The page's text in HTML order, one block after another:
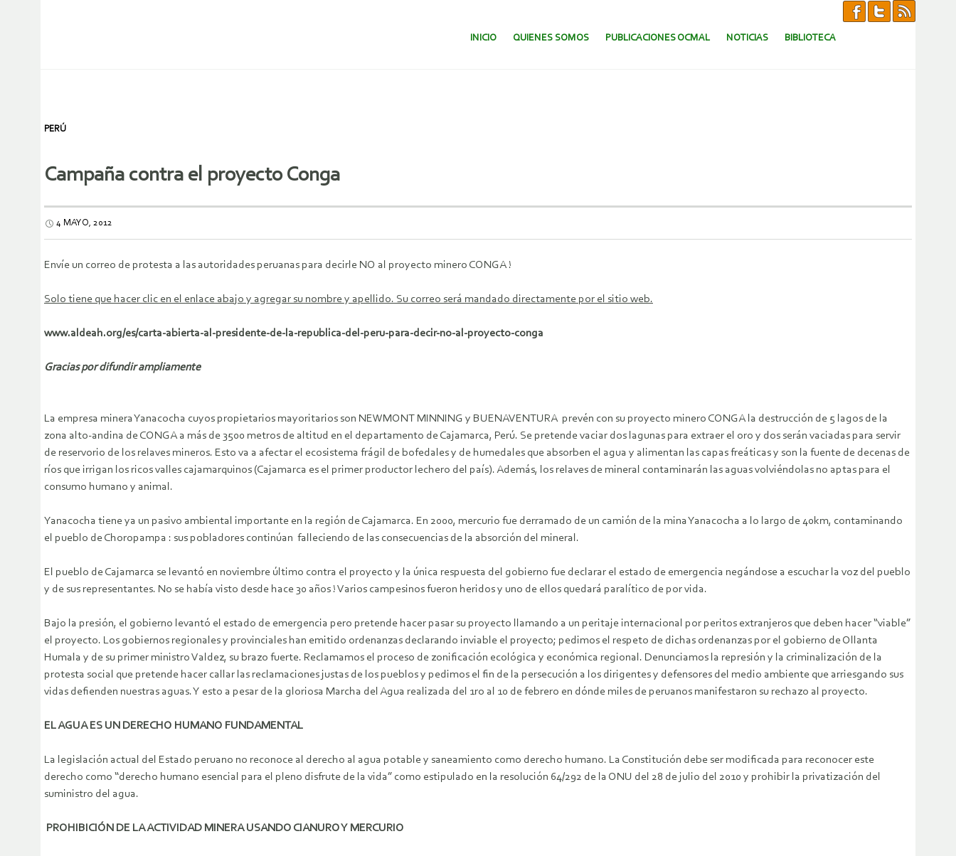
SALTAR AL CONTENIDO.
INICIO QUIENES SOMOS PUBLICACIONES OCMAL NOTICIAS BIBLIOTECA
PERÚ
Campaña contra el proyecto Conga
4 MAYO, 2012
Envíe un correo de protesta a las autoridades peruanas para decirle NO al proyecto minero CONGA !
Solo tiene que hacer clic en el enlace abajo y agregar su nombre y apellido. Su correo será mandado directamente por el sitio web.
www.aldeah.org/es/carta-abierta-al-presidente-de-la-republica-del-peru-para-decir-no-al-proyecto-conga
Gracias por difundir ampliamente
La empresa minera Yanacocha cuyos propietarios mayoritarios son NEWMONT MINNING y BUENAVENTURA prevén con su proyecto minero CONGA la destrucción de 5 lagos de la
zona alto-andina de CONGA a más de 3500 metros de altitud en el departamento de Cajamarca, Perú. Se pretende vaciar dos lagunas para extraer el oro y dos serán vaciadas para servir
de reservorio de los relaves mineros. Esto va a afectar el ecosistema frágil de bofedales y de humedales que absorben el agua y alimentan las capas freáticas y son la fuente de decenas de
ríos que irrigan los ricos valles cajamarquinos (Cajamarca es el primer productor lechero del país). Además, los relaves de mineral contaminarán las aguas volviéndolas no aptas para el
consumo humano y animal.
Yanacocha tiene ya un pasivo ambiental importante en la región de Cajamarca. En 2000, mercurio fue derramado de un camión de la mina Yanacocha a lo largo de 40km, contaminando
el pueblo de Choropampa : sus pobladores continúan falleciendo de las consecuencias de la absorción del mineral.
El pueblo de Cajamarca se levantó en noviembre último contra el proyecto y la única respuesta del gobierno fue declarar el estado de emergencia negándose a escuchar la voz del pueblo
y de sus representantes. No se había visto desde hace 30 años ! Varios campesinos fueron heridos y uno de ellos quedará paralítico de por vida.
Bajo la presión, el gobierno levantó el estado de emergencia pero pretende hacer pasar su proyecto llamando a un peritaje internacional por peritos extranjeros que deben hacer “viable”
el proyecto. Los gobiernos regionales y provinciales han emitido ordenanzas declarando inviable el proyecto; pedimos el respeto de dichas ordenanzas por el gobierno de Ollanta
Humala y de su primer ministro Valdez, su brazo fuerte. Reclamamos el proceso de zonificación ecológica y económica regional. Denunciamos la represión y la criminalización de la
protesta social que pretende hacer callar las reclamaciones justas de los pueblos y pedimos el fin de la persecución a los dirigentes y defensores del medio ambiente que arriesgando sus
vidas defienden nuestras aguas. Y esto a pesar de la gloriosa Marcha del Agua realizada del 1ro al 10 de febrero en dónde miles de peruanos manifestaron su rechazo al proyecto.
EL AGUA ES UN DERECHO HUMANO FUNDAMENTAL
La legislación actual del Estado peruano no reconoce al derecho al agua potable y saneamiento como derecho humano. La Constitución debe ser modificada para reconocer este
derecho como “derecho humano esencial para el pleno disfrute de la vida” como estipulado en la resolución 64/292 de la ONU del 28 de julio del 2010 y prohibir la privatización del
suministro del agua.
PROHIBICIÓN DE LA ACTIVIDAD MINERA USANDO CIANURO Y MERCURIO